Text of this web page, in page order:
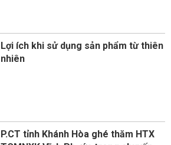
Lợi ích khi sử dụng sản phẩm từ thiên
nhiên
P.CT tỉnh Khánh Hòa ghé thăm HTX